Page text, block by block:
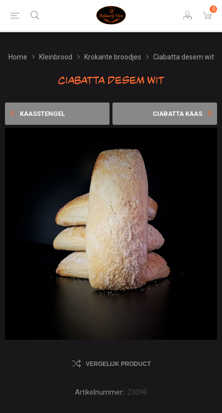
0
Home Kleinbrood Krokante broodjes Ciabatta desem wit
Ciabatta desem wit
KAASSTENGEL CIABATTA KAAS
VERGELIJK PRODUCT
Artikelnummer:: 23090